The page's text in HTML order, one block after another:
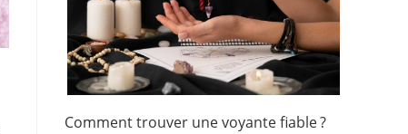
Comment trouver une voyante fiable ?